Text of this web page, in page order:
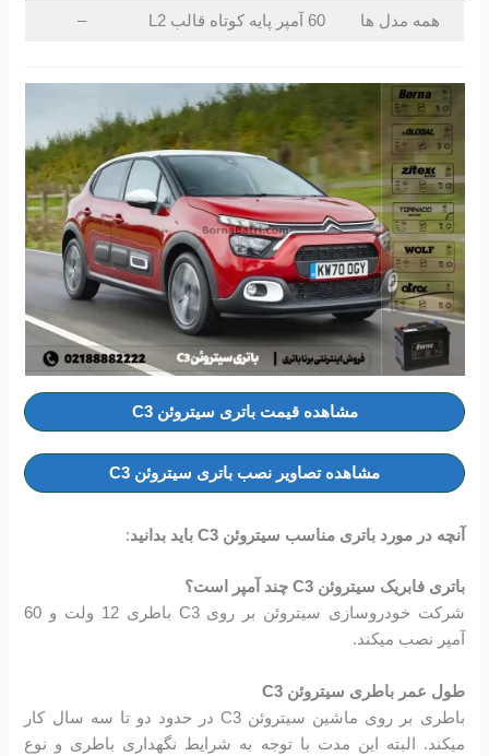
همه مدل ها 60 آمپر پایه کوتاه قالب L2 –
مشاهده قیمت باتری سیتروئن C3
مشاهده تصاویر نصب باتری سیتروئن C3
آنچه در مورد باتری مناسب سیتروئن C3 باید بدانید :
باتری فابریک سیتروئن C3 چند آمپر است؟
شرکت خودروسازی سیتروئن بر روی C3 باطری 12 ولت و 60
آمپر نصب میکند.
طول عمر باطری سیتروئن C3
باطری بر روی ماشین سیتروئن C3 در حدود دو تا سه سال کار
میکند. البته این مدت با توجه به شرایط نگهداری باطری و نوع